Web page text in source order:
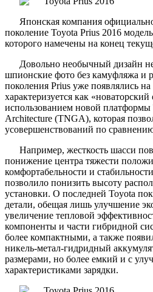
Японская компания
поколение Toyota Prius 2016
которого намечены на конец
Довольно необычный дизайн
шпионские фото без камуфляжа и
поколения Prius уже появлялись
характеризуется как
использованием новой
Architecture (TNGA), которая
усовершенствований по
Например, жесткость шасси
понижение центра тяжести
комфортабельности и
позволило понизить высоту
установки. О последней Toyota
детали, обещая лишь улучшение
увеличение тепловой
компоненты и части гибридной
более компактными, а также
никель-метал-гидридный
размерами, но более емкий и с
характеристиками зарядки.